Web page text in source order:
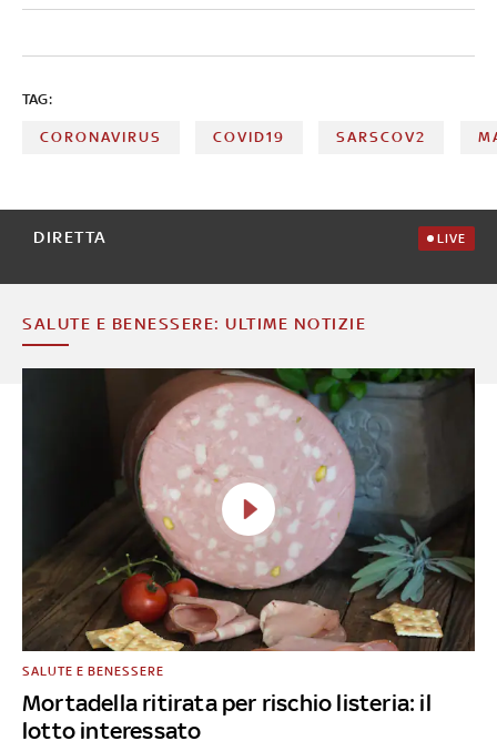
TAG:
CORONAVIRUS COVID19 SARSCOV2
DIRETTA LIVE
SALUTE E BENESSERE: ULTIME NOTIZIE
Mortadella ritirata per rischio listeria: il
lotto interessato
SALUTE E BENESSERE